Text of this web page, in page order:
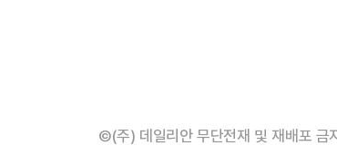
©(주) 데일리안 무단전재 및 재배포 금